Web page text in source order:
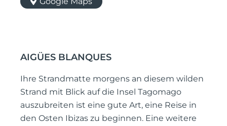
AIGÜES BLANQUES
Ihre Strandmatte morgens an diesem wilden
Strand mit Blick auf die Insel Tagomago
auszubreiten ist eine gute Art, eine Reise in
den Osten Ibizas zu beginnen. Eine weitere